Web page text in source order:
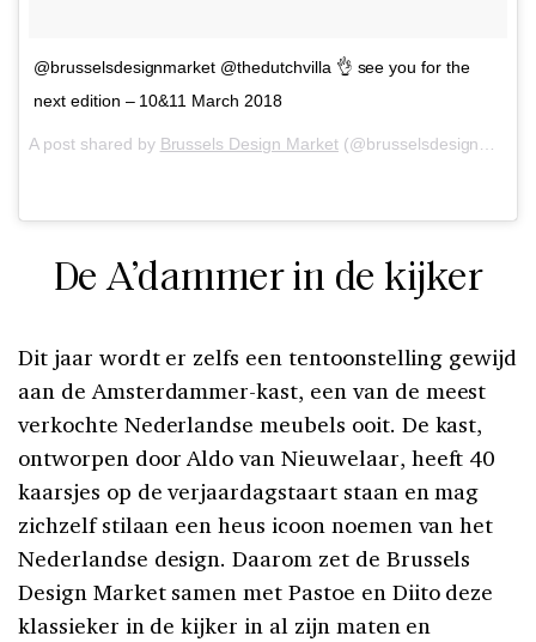
@brusselsdesignmarket @thedutchvilla 👌 see you for the
next edition – 10&11 March 2018
A post shared by Brussels Design Market(@brusselsdesignmarket) on
De A’dammer in de kijker
Dit jaar wordt er zelfs een tentoonstelling gewijd
aan de Amsterdammer-kast, een van de meest
verkochte Nederlandse meubels ooit. De kast,
ontworpen door Aldo van Nieuwelaar, heeft 40
kaarsjes op de verjaardagstaart staan en mag
zichzelf stilaan een heus icoon noemen van het
Nederlandse design. Daarom zet de Brussels
Design Market samen met Pastoe en Diito deze
klassieker in de kijker in al zijn maten en